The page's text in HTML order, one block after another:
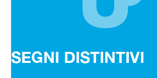
SEGNI DISTINTIVI